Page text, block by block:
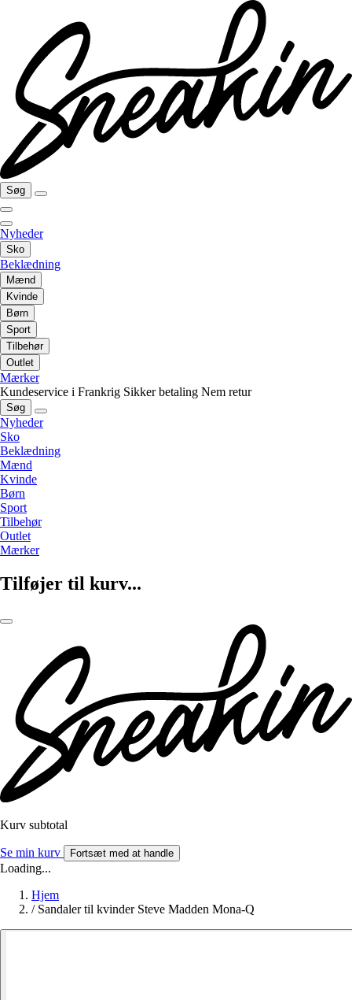
Søg
Nyheder
Sko
Beklædning
Mænd
Kvinde
Børn
Sport
Tilbehør
Outlet
Mærker
Kundeservice i Frankrig Sikker betaling Nem retur
Søg
Nyheder
Sko
Beklædning
Mænd
Kvinde
Børn
Sport
Tilbehør
Outlet
Mærker
Tilføjer til kurv...
Kurv subtotal
Se min kurv Fortsæt med at handle
Loading...
Hjem
/ Sandaler til kvinder Steve Madden Mona-Q